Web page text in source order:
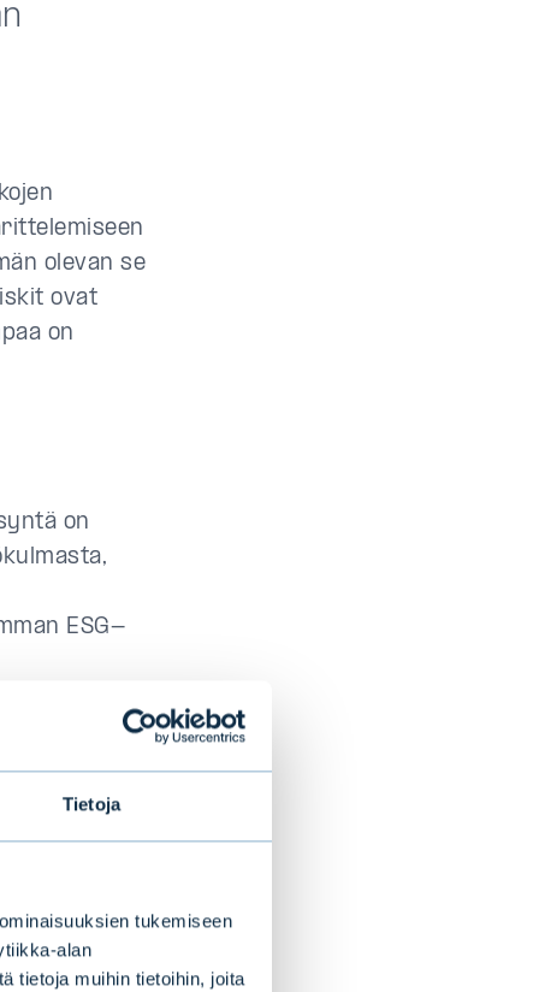
Tietoja
tukemiseen
alan
tietoja muihin tietoihin, joita
olevan se
ovat
on
on
ESG-
ESG-
ja